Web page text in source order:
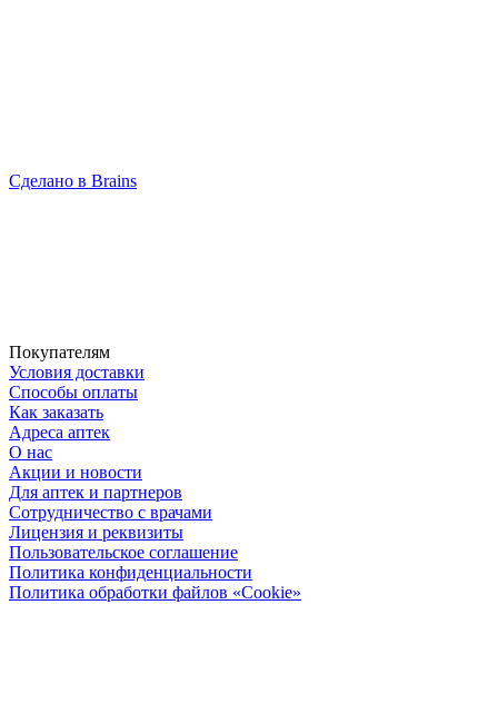
Сделано в Brains
Покупателям
Условия доставки
Способы оплаты
Как заказать
Адреса аптек
О нас
Акции и новости
Для аптек и партнеров
Сотрудничество с врачами
Лицензия и реквизиты
Пользовательское соглашение
Политика конфиденциальности
Политика обработки файлов «Cookie»